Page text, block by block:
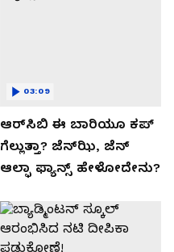
ಆರ್‌ಸಿಬಿ ಈ ಬಾರಿಯೂ ಕಪ್‌
ಗೆಲ್ಲುತ್ತಾ? ಜೆನ್‌ಝಿ, ಜೆನ್‌
ಆಲ್ಫಾ ಫ್ಯಾನ್ಸ್ ಹೇಳೋದೇನು?
03:09